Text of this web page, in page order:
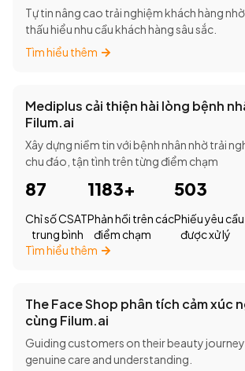
Tự tin nâng cao trải nghiệm khách hàng
thấu hiểu nhu cầu khách hàng sâu sắc.
Tìm hiểu thêm
Mediplus cải thiện hài lòng bệnh
Filum.ai
Xây dựng niềm tin với bệnh nhân nhờ trải
chu đáo, tận tình trên từng điểm chạm
87
Chỉ số CSAT
trung bình
1183+
Phản hồi trên các
điểm chạm
503
Phiếu yêu cầu
được xử lý
Tìm hiểu thêm
The Face Shop phân tích cảm xúc
cùng Filum.ai
Guiding customers on their beauty
genuine care and understanding.